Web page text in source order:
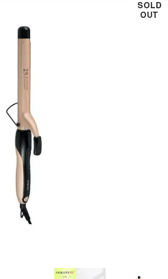
SOLD
OUT